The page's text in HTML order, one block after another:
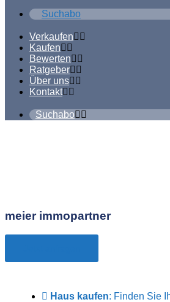
Suchabo
Verkaufen
Kaufen
Bewerten
Ratgeber
Über uns
Kontakt
Suchabo
meier immopartner
Haus kaufen: Finden Sie